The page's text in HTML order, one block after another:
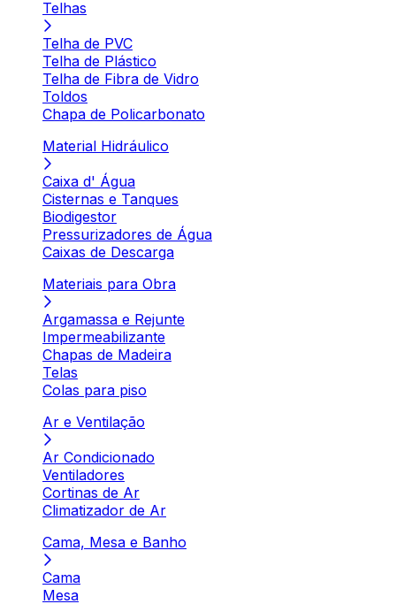
Telhas
Telha de PVC
Telha de Plástico
Telha de Fibra de Vidro
Toldos
Chapa de Policarbonato
Material Hidráulico
Caixa d' Água
Cisternas e Tanques
Biodigestor
Pressurizadores de Água
Caixas de Descarga
Materiais para Obra
Argamassa e Rejunte
Impermeabilizante
Chapas de Madeira
Telas
Colas para piso
Ar e Ventilação
Ar Condicionado
Ventiladores
Cortinas de Ar
Climatizador de Ar
Cama, Mesa e Banho
Cama
Mesa